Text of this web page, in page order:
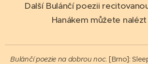
Další Bulánčí poezii
Hanákem můžete nalézt
Bulánčí poezie na dobrou noc. [Brno]: